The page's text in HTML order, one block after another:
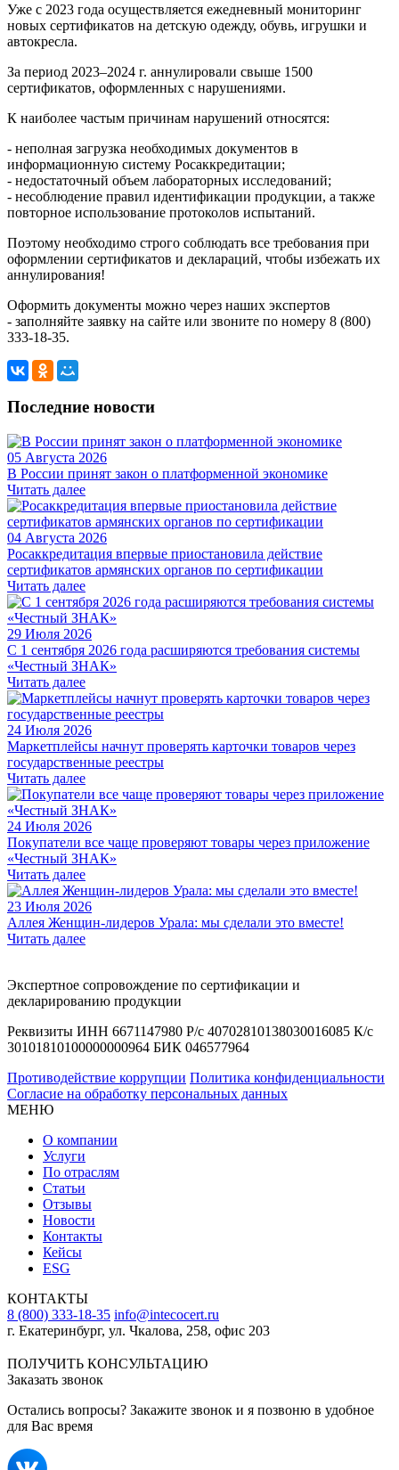
Уже с 2023 года осуществляется ежедневный мониторинг
новых сертификатов на детскую одежду, обувь, игрушки и
автокресла.
За период 2023–2024 г. аннулировали свыше 1500
сертификатов, оформленных с нарушениями.
К наиболее частым причинам нарушений относятся:
- неполная загрузка необходимых документов в
информационную систему Росаккредитации;
- недостаточный объем лабораторных исследований;
- несоблюдение правил идентификации продукции, а также
повторное использование протоколов испытаний.
Поэтому необходимо строго соблюдать все требования при
оформлении сертификатов и деклараций, чтобы избежать их
аннулирования!
Оформить документы можно через наших экспертов
- заполняйте заявку на сайте или звоните по номеру 8 (800)
333-18-35.
Последние новости
05 Августа 2026
В России принят закон о платформенной экономике
Читать далее
04 Августа 2026
Росаккредитация впервые приостановила действие
сертификатов армянских органов по сертификации
Читать далее
29 Июля 2026
С 1 сентября 2026 года расширяются требования системы
«Честный ЗНАК»
Читать далее
24 Июля 2026
Маркетплейсы начнут проверять карточки товаров через
государственные реестры
Читать далее
24 Июля 2026
Покупатели все чаще проверяют товары через приложение
«Честный ЗНАК»
Читать далее
23 Июля 2026
Аллея Женщин-лидеров Урала: мы сделали это вместе!
Читать далее
Экспертное сопровождение по сертификации и
декларированию продукции
Реквизиты ИНН 6671147980 Р/с 40702810138030016085 К/с
30101810100000000964 БИК 046577964
Противодействие коррупции Политика конфиденциальности
Согласие на обработку персональных данных
МЕНЮ
О компании
Услуги
По отраслям
Статьи
Отзывы
Новости
Контакты
Кейсы
ESG
КОНТАКТЫ
8 (800) 333-18-35 info@intecocert.ru
г. Екатеринбург, ул. Чкалова, 258, офис 203
ПОЛУЧИТЬ КОНСУЛЬТАЦИЮ
Заказать звонок
Остались вопросы? Закажите звонок и я позвоню в удобное
для Вас время